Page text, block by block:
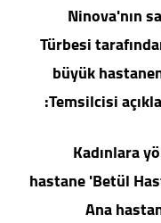
Ninova'nın
Türbesi
büyük
Temsilcisi
hastane 'Betül
Ana